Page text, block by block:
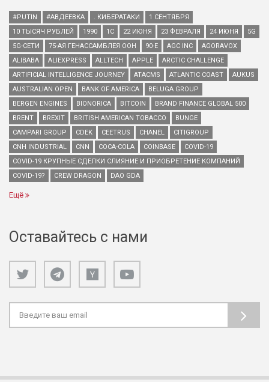
#PUTIN #АВДЕЕВКА . КИБЕРАТАКИ
1 СЕНТЯБРЯ
10 ТЫСЯЧ РУБЛЕЙ
1990 1С 22 ИЮНЯ 23 ФЕВРАЛЯ 24 ИЮНЯ
5G
5G-СЕТИ
75-АЯ ГЕНАССАМБЛЕЯ ООН 90-Е AGC INC
AGORAVOX
ALIBABA
ALIEXPRESS ALLTECH APPLE
ARCTIC CHALLENGE
ARTIFICIAL INTELLIGENCE JOURNEY
ATACMS ATLANTIC COAST
AUKUS
AUSTRALIAN OPEN
BANK OF AMERICA
BELUGA GROUP
BERGEN ENGINES
BIONORICA BITCOIN
BRAND FINANCE GLOBAL 500
BRENT
BREXIT BRITISH AMERICAN TOBACCO
BUNGE
CAMPARI GROUP
CDEK CEETRUS CHANEL
CITIGROUP
CNH INDUSTRIAL
CNN COCA-COLA COINBASE
COVID-19
COVID-19 КРУПНЫЕ СДЕЛКИ СЛИЯНИЕ И ПРИОБРЕТЕНИЕ КОМПАНИЙ
COVID-19?
CREW DRAGON DAO GDA
Ещё
Оставайтесь с нами